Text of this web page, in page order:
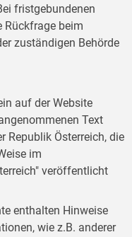
fristgebundenen
Rückfrage beim
zuständigen Behörde
auf der Website
Text
Republik Österreich, die
im
veröffentlicht
enthalten Hinweise
wie z.B. anderer